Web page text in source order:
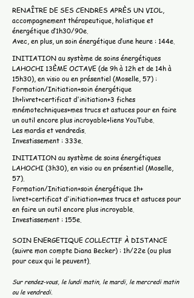
RENAÎTRE DE SES CENDRES APRÈS UN VIOL,
accompagnement thérapeutique, holistique et
énergétique d’1h30/90e.
Avec, en plus, un soin énergétique d’une heure : 144e.
INITIATION au système de soins énergétiques
LAHOCHI 13ÈME OCTAVE (de 9h à 12h et de 14h à
15h30), en visio ou en présentiel (Moselle, 57) :
Formation/Initiation+soin énergétique
1h+livret+certificat d'initiation+3 fiches
mnémotechniques+mes trucs et astuces pour en faire
un outil encore plus incroyable+liens YouTube.
Les mardis et vendredis.
Investissement : 333e.
INITIATION au système de soins énergétiques
LAHOCHI (3h30), en visio ou en présentiel (Moselle,
57).
Formation/Initiation+soin énergétique 1h+
livret+certificat d'initiation+mes trucs et astuces pour
en faire un outil encore plus incroyable.
Investissement : 155e.
SOIN ENERGETIQUE COLLECTIF À DISTANCE
(suivre mon compte Diana Becker) : 1h/22e (ou plus
pour ceux qui le peuvent).
Sur rendez-vous, le lundi matin, le mardi, le mercredi matin
ou le vendredi.